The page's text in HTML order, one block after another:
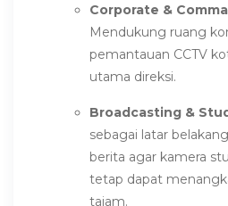
Corporate &
Mendukung ruang
pemantauan CCTV
utama direksi.
Broadcasting &
sebagai latar
berita agar kamera
tetap dapat
tajam.